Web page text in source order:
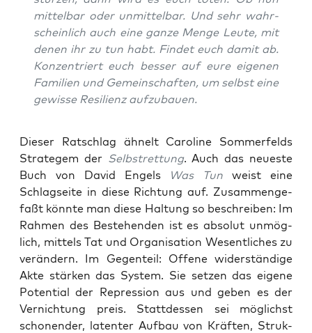
mit­tel­bar oder unmit­tel­bar. Und sehr wahr­
schein­lich auch eine gan­ze Men­ge Leu­te, mit
denen ihr zu tun habt. Fin­det euch damit ab.
Kon­zen­triert euch bes­ser auf eure eige­nen
Fami­li­en und Gemein­schaf­ten, um selbst eine
gewis­se Resi­li­enz aufzubauen.
Die­ser Rat­schlag ähnelt Caro­li­ne Som­mer­felds
Stra­te­gem der Selbst­ret­tung. Auch das neu­es­te
Buch von David Engels
Was Tun weist eine
Schlag­sei­te in die­se Rich­tung auf. Zusam­men­ge­
faßt könn­te man die­se Hal­tung so beschrei­ben: Im
Rah­men des Bestehen­den ist es abso­lut unmög­
lich, mit­tels Tat und Orga­ni­sa­ti­on Wesent­li­ches zu
ver­än­dern. Im Gegen­teil: Offe­ne wider­stän­di­ge
Akte stär­ken das Sys­tem. Sie set­zen das eige­ne
Poten­ti­al der Repres­si­on aus und geben es der
Ver­nich­tung preis. Statt­des­sen sei mög­lichst
scho­nen­der, laten­ter Auf­bau von Kräf­ten, Struk­